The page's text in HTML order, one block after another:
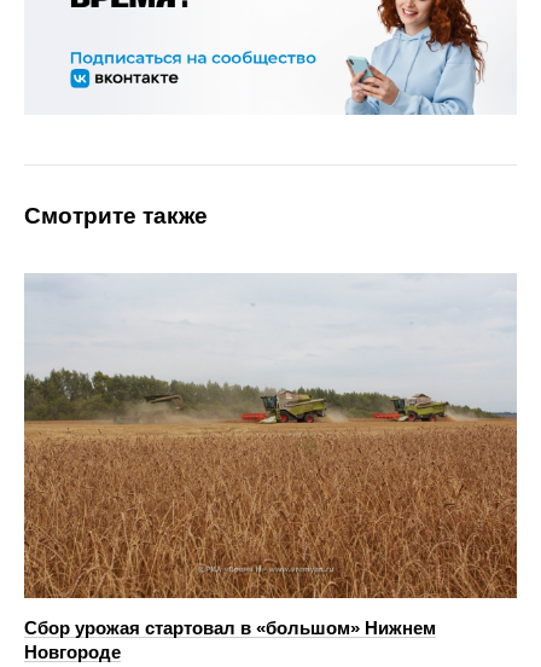
Смотрите также
Сбор урожая стартовал в «большом» Нижнем
Новгороде